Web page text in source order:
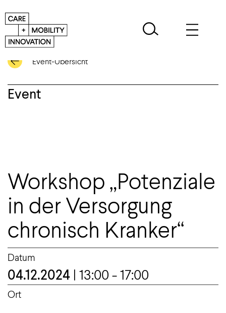
Event-Übersicht
Event
Workshop „Potenziale
in der Versorgung
chronisch Kranker“
Datum
04.12.2024 | 13:00 - 17:00
Ort